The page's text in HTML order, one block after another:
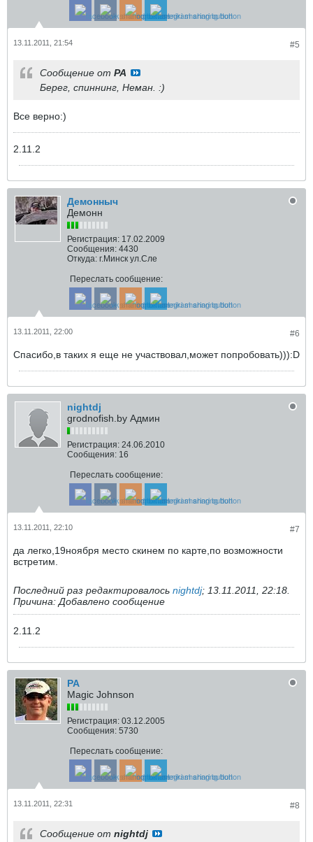
#5
13.11.2011, 21:54
Сообщение от РА
Берег, спиннинг, Неман. :)
Все верно:)
2.11.2
Демонныч
Демонн
Регистрация: 17.02.2009
Сообщения: 4430
Откуда: г.Минск ул.Сле
Переслать сообщение:
#6
13.11.2011, 22:00
Спасибо,в таких я еще не участвовал,может попробовать))):D
nightdj
grodnofish.by Админ
Регистрация: 24.06.2010
Сообщения: 16
Переслать сообщение:
#7
13.11.2011, 22:10
да легко,19ноября место скинем по карте,по возможности
встретим.
Последний раз редактировалось nightdj; 13.11.2011, 22:18
Причина: Добавлено сообщение
2.11.2
РА
Magic Johnson
Регистрация: 03.12.2005
Сообщения: 5730
Переслать сообщение:
#8
13.11.2011, 22:31
Сообщение от nightdj